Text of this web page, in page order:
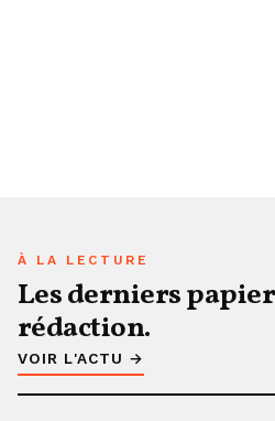
À LA LECTURE
Les derniers
rédaction.
VOIR L'ACTU →